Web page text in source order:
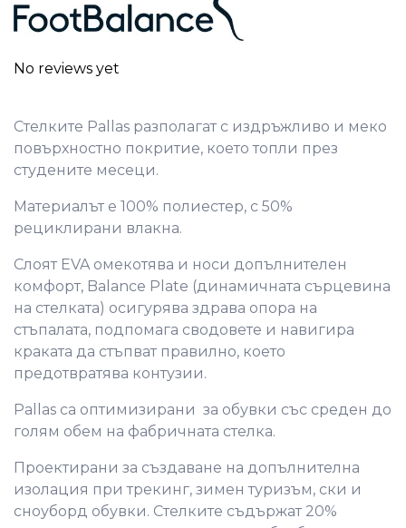
No reviews yet
Стелките Pallas разполагат с издръжливо и меко
повърхностно покритие, което топли през
студените месеци.
Материалът е 100% полиестер, с 50%
рециклирани влакна.
Слоят EVA омекотява и носи допълнителен
комфорт, Balance Plate (динамичната сърцевина
на стелката) осигурява здрава опора на
стъпалата, подпомага сводовете и навигира
краката да стъпват правилно, което
предотвратява контузии.
Pallas са оптимизирани за обувки със среден до
голям обем на фабричната стелка.
Проектирани за създаване на допълнителна
изолация при трекинг, зимен туризъм, ски и
сноуборд обувки. Стелките съдържат 20%